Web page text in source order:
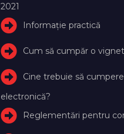
2021
Informație practică
Cum să cumpăr o
Cine trebuie să
electronică?
Reglementări pentru